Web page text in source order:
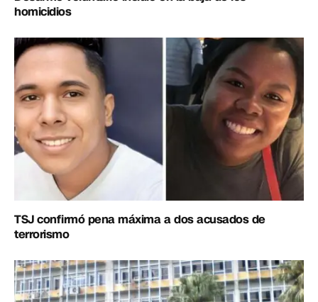
homicidios
TSJ confirmó pena máxima a dos acusados de
terrorismo